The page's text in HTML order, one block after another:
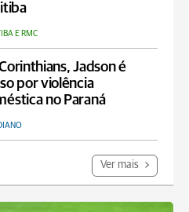
E RMC
Jadson é
por violência
no Paraná
Ver mais